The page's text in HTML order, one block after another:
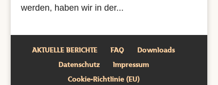
werden, haben wir in der...
AKTUELLE BERICHTE FAQ
Downloads
Datenschutz
Impressum
Cookie-Richtlinie (EU)